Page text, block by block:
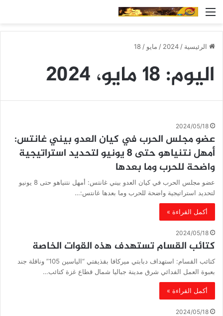
القائمة
الرئيسية /
2024
/ مايو /
18
اليوم: 18 مايو، 2024
2024/05/18
عضو مجلس الحرب في كيان العدو بيني غانتس:
أمهل نتنياهو حتى 8 يونيو لتحديد استراتيجية
واضحة للحرب وما بعدها
عضو مجلس الحرب في كيان العدو بيني غانتس: أمهل نتنياهو حتى 8 يونيو
لتحديد استراتيجية واضحة للحرب وما بعدها غانتس:…
أكمل القراءة »
2024/05/18
كتائب القسام تستهدف هذه القوات الخاصة
كتائب القسام: استهداف دبابتي ميركافا بقذيفتي “الياسين 105” وناقلة جند
بعبوة العمل الفدائي شرق مدينة جباليا شمال قطاع غزة كتائب…
أكمل القراءة »
2024/05/18